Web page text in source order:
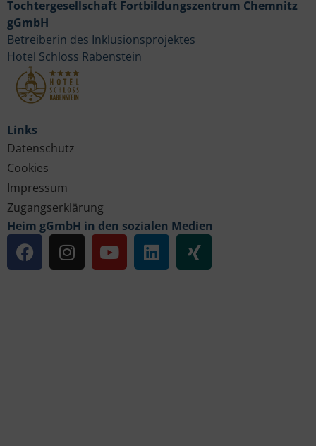
Links
Datenschutz
Cookies
Impressum
Zugangserklärung
Heim gGmbH in den sozialen Medien
Tochtergesellschaft Fortbildungszentrum Chemnitz
gGmbH
Betreiberin des Inklusionsprojektes
Hotel Schloss Rabenstein